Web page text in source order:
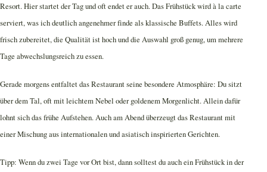
Resort. Hier startet der Tag und oft endet er auch. Das Frühstück wird à la carte
serviert, was ich deutlich angenehmer finde als klassische Buffets. Alles wird
frisch zubereitet, die Qualität ist hoch und die Auswahl groß genug, um mehrere
Tage abwechslungsreich zu essen.
Gerade morgens entfaltet das Restaurant seine besondere Atmosphäre: Du sitzt
über dem Tal, oft mit leichtem Nebel oder goldenem Morgenlicht. Allein dafür
lohnt sich das frühe Aufstehen. Auch am Abend überzeugt das Restaurant mit
einer Mischung aus internationalen und asiatisch inspirierten Gerichten.
Tipp: Wenn du zwei Tage vor Ort bist, dann solltest du auch ein Frühstück in der